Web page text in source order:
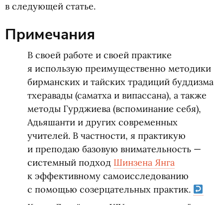
в следующей статье.
Примечания
В своей работе и своей практике
я использую преимущественно методики
бирманских и тайских традиций буддизма
тхеравады (саматха и випассана), а также
методы Гурджиева (вспоминание себя),
Адьяшанти и других современных
учителей. В частности, я практикую
и преподаю базовую внимательность —
системный подход Шинзена Янга
к эффективному самоисследованию
с помощью созерцательных практик.